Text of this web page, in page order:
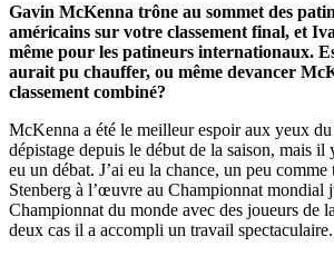
Gavin McKenna trône au sommet des
américains sur votre classement final, et
même pour les patineurs internationaux.
aurait pu chauffer, ou même devancer
classement combiné?
McKenna a été le meilleur espoir aux yeux
dépistage depuis le début de la saison, mais il
eu un débat. J’ai eu la chance, un peu
Stenberg à l’œuvre au Championnat mondial
Championnat du monde avec des joueurs de
deux cas il a accompli un travail spectaculaire.